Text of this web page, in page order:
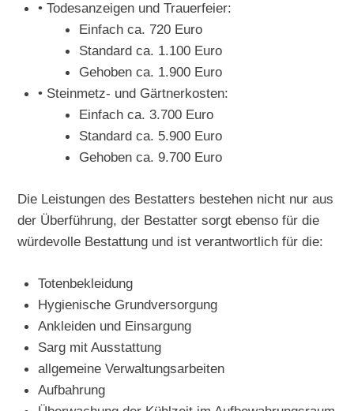
• Todesanzeigen und Trauerfeier:
Einfach ca. 720 Euro
Standard ca. 1.100 Euro
Gehoben ca. 1.900 Euro
• Steinmetz- und Gärtnerkosten:
Einfach ca. 3.700 Euro
Standard ca. 5.900 Euro
Gehoben ca. 9.700 Euro
Die Leistungen des Bestatters bestehen nicht nur aus
der Überführung, der Bestatter sorgt ebenso für die
würdevolle Bestattung und ist verantwortlich für die:
Totenbekleidung
Hygienische Grundversorgung
Ankleiden und Einsargung
Sarg mit Ausstattung
allgemeine Verwaltungsarbeiten
Aufbahrung